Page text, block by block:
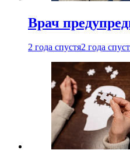
Врач
2 года спустя2 года